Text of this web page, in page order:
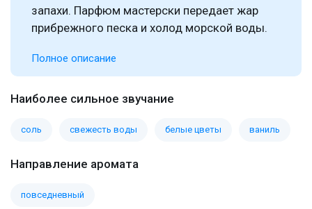
запахи. Парфюм мастерски передает жар
прибрежного песка и холод морской воды.
Полное описание
Наиболее сильное звучание
соль свежесть воды белые цветы ваниль
Направление аромата
повседневный